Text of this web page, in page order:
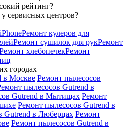
рейтинг?
сервисных центров?
Ремонт кулеров для
Ремонт сушилок для рукРемонт
Ремонт хлебопечекРемонт
городах
в Москве Ремонт пылесосов
пылесосов Gutrend в
Gutrend в Мытищах Ремонт
Ремонт пылесосов Gutrend в
Gutrend в Люберцах Ремонт
Ремонт пылесосов Gutrend в